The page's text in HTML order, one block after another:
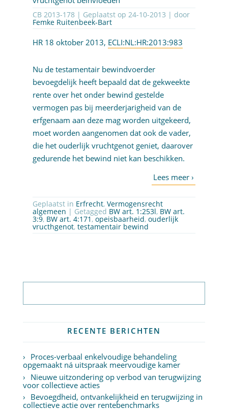
CB 2013-178 | Geplaatst op 24-10-2013 | door
Femke Ruitenbeek-Bart
HR 18 oktober 2013, ECLI:NL:HR:2013:983
Nu de testamentair bewindvoerder
bevoegdelijk heeft bepaald dat de gekweekte
rente over het onder bewind gestelde
vermogen pas bij meerderjarigheid van de
erfgenaam aan deze mag worden uitgekeerd,
moet worden aangenomen dat ook de vader,
die het ouderlijk vruchtgenot geniet, daarover
gedurende het bewind niet kan beschikken.
Geplaatst in Erfrecht, Vermogensrecht
algemeen | Getagged BW art. 1:253l, BW art.
3:9, BW art. 4:171 , opeisbaarheid, ouderlijk
vructhgenot, testamentair bewind
RECENTE BERICHTEN
Proces-verbaal enkelvoudige behandeling
opgemaakt ná uitspraak meervoudige kamer
Nieuwe uitzondering op verbod van terugwijzing
voor collectieve acties
Bevoegdheid, ontvankelijkheid en terugwijzing in
collectieve actie over rentebenchmarks